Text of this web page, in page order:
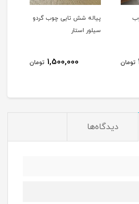
شش تایی چوب گردو
1,500,000 تومان
پیش دستی شش
2,100,000
دیدگاه‌ها